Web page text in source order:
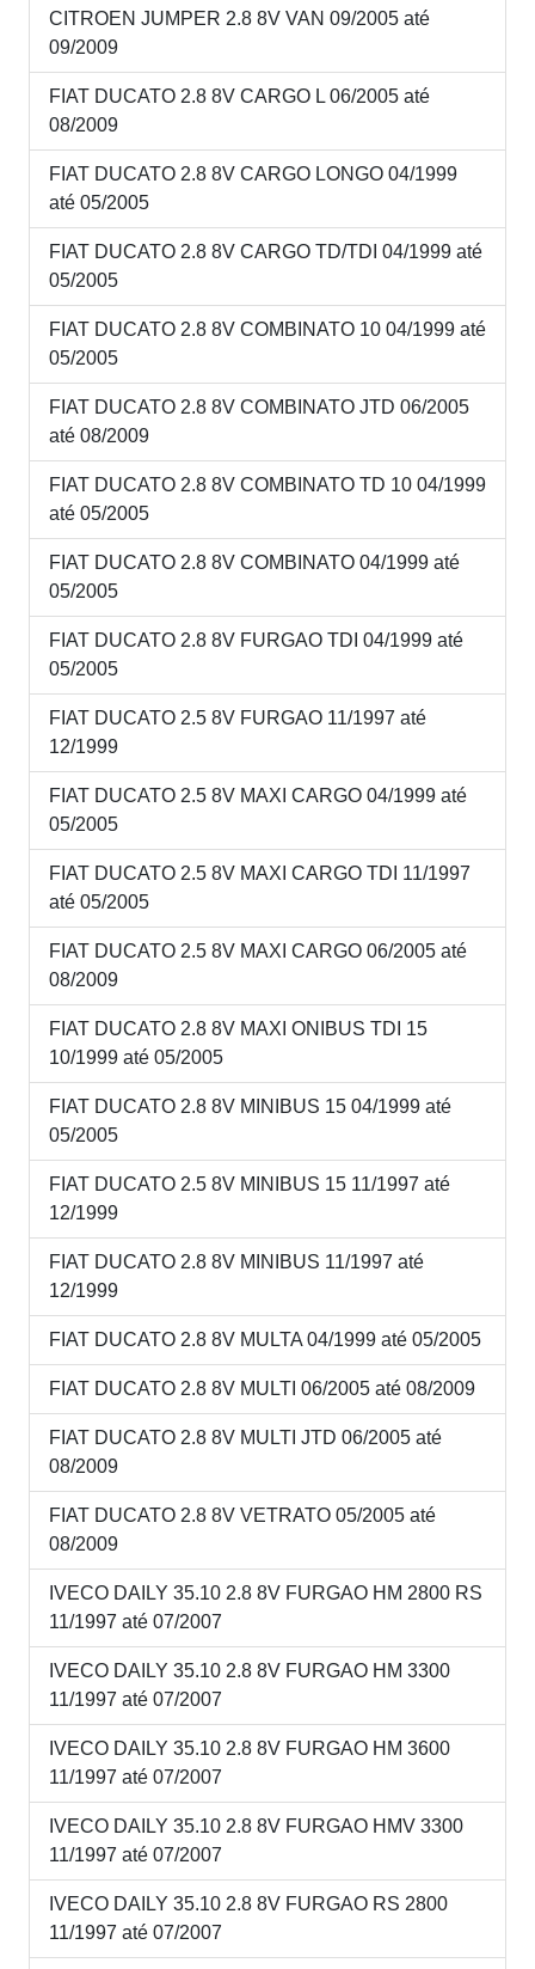
CITROEN JUMPER 2.8 8V VAN 09/2005 até
09/2009
FIAT DUCATO 2.8 8V CARGO L 06/2005 até
08/2009
FIAT DUCATO 2.8 8V CARGO LONGO 04/1999
até 05/2005
FIAT DUCATO 2.8 8V CARGO TD/TDI 04/1999 até
05/2005
FIAT DUCATO 2.8 8V COMBINATO 10 04/1999 até
05/2005
FIAT DUCATO 2.8 8V COMBINATO JTD 06/2005
até 08/2009
FIAT DUCATO 2.8 8V COMBINATO TD 10 04/1999
até 05/2005
FIAT DUCATO 2.8 8V COMBINATO 04/1999 até
05/2005
FIAT DUCATO 2.8 8V FURGAO TDI 04/1999 até
05/2005
FIAT DUCATO 2.5 8V FURGAO 11/1997 até
12/1999
FIAT DUCATO 2.5 8V MAXI CARGO 04/1999 até
05/2005
FIAT DUCATO 2.5 8V MAXI CARGO TDI 11/1997
até 05/2005
FIAT DUCATO 2.5 8V MAXI CARGO 06/2005 até
08/2009
FIAT DUCATO 2.8 8V MAXI ONIBUS TDI 15
10/1999 até 05/2005
FIAT DUCATO 2.8 8V MINIBUS 15 04/1999 até
05/2005
FIAT DUCATO 2.5 8V MINIBUS 15 11/1997 até
12/1999
FIAT DUCATO 2.8 8V MINIBUS 11/1997 até
12/1999
FIAT DUCATO 2.8 8V MULTA 04/1999 até 05/2005
FIAT DUCATO 2.8 8V MULTI 06/2005 até 08/2009
FIAT DUCATO 2.8 8V MULTI JTD 06/2005 até
08/2009
FIAT DUCATO 2.8 8V VETRATO 05/2005 até
08/2009
IVECO DAILY 35.10 2.8 8V FURGAO HM 2800 RS
11/1997 até 07/2007
IVECO DAILY 35.10 2.8 8V FURGAO HM 3300
11/1997 até 07/2007
IVECO DAILY 35.10 2.8 8V FURGAO HM 3600
11/1997 até 07/2007
IVECO DAILY 35.10 2.8 8V FURGAO HMV 3300
11/1997 até 07/2007
IVECO DAILY 35.10 2.8 8V FURGAO RS 2800
11/1997 até 07/2007